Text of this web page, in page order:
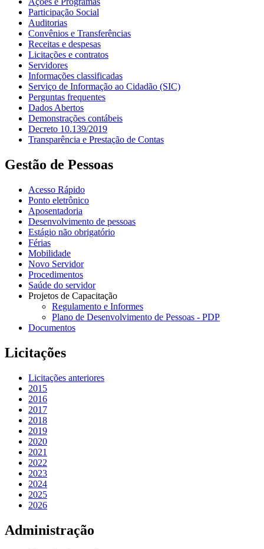
Participação Social
Auditorias
Convênios e Transferências
Receitas e despesas
Licitações e contratos
Servidores
Informações classificadas
Serviço de Informação ao Cidadão (SIC)
Perguntas frequentes
Dados Abertos
Demonstrações contábeis
Decreto 10.139/2019
Transparência e Prestação de Contas
Gestão de Pessoas
Acesso Rápido
Ponto eletrônico
Aposentadoria
Desenvolvimento de pessoas
Estágio não obrigatório
Férias
Mobilidade
Novo Servidor
Procedimentos
Saúde do servidor
Projetos de Capacitação
Regulamento e Informes
Plano de Desenvolvimento de Pessoas - PDP
Documentos
Licitações
Licitações anteriores
2015
2016
2017
2018
2019
2020
2021
2022
2023
2024
2025
2026
Administração